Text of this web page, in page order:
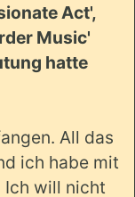
Act',
Music'
hatte
All das
ich habe mit
Ich will nicht